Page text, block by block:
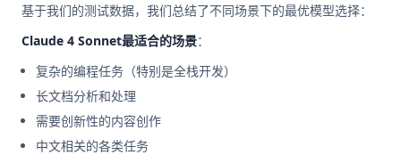
基于我们的测试数据，我们总结了不同场景下的最优模型选择：
Claude 4 Sonnet最适合的场景：
复杂的编程任务（特别是全栈开发）
长文档分析和处理
需要创新性的内容创作
中文相关的各类任务